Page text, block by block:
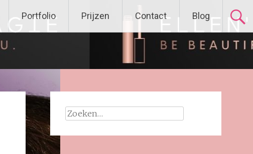
Portfolio Prijzen Contact Blog
Zoeken